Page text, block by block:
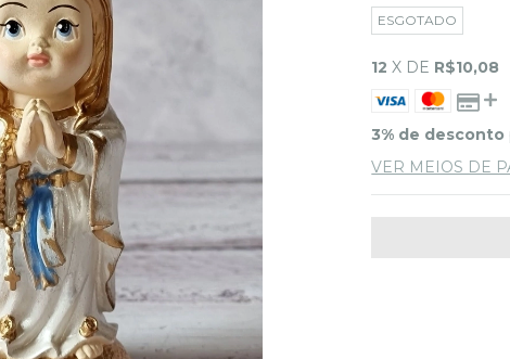
ESGOTADO
12 X DE R$10,08
3% de desconto
VER MEIOS DE